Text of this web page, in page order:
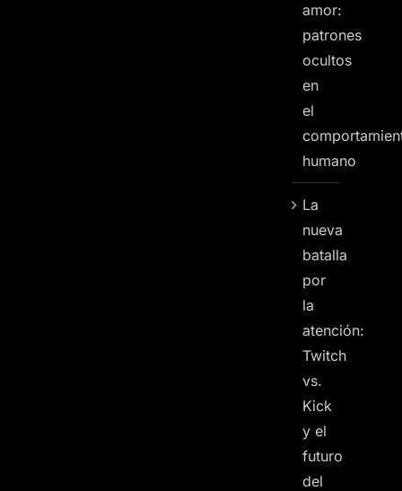
amor:
patrones
ocultos
en
el
humano
La
nueva
batalla
por
la
atención:
Twitch
vs.
Kick
y el
futuro
del